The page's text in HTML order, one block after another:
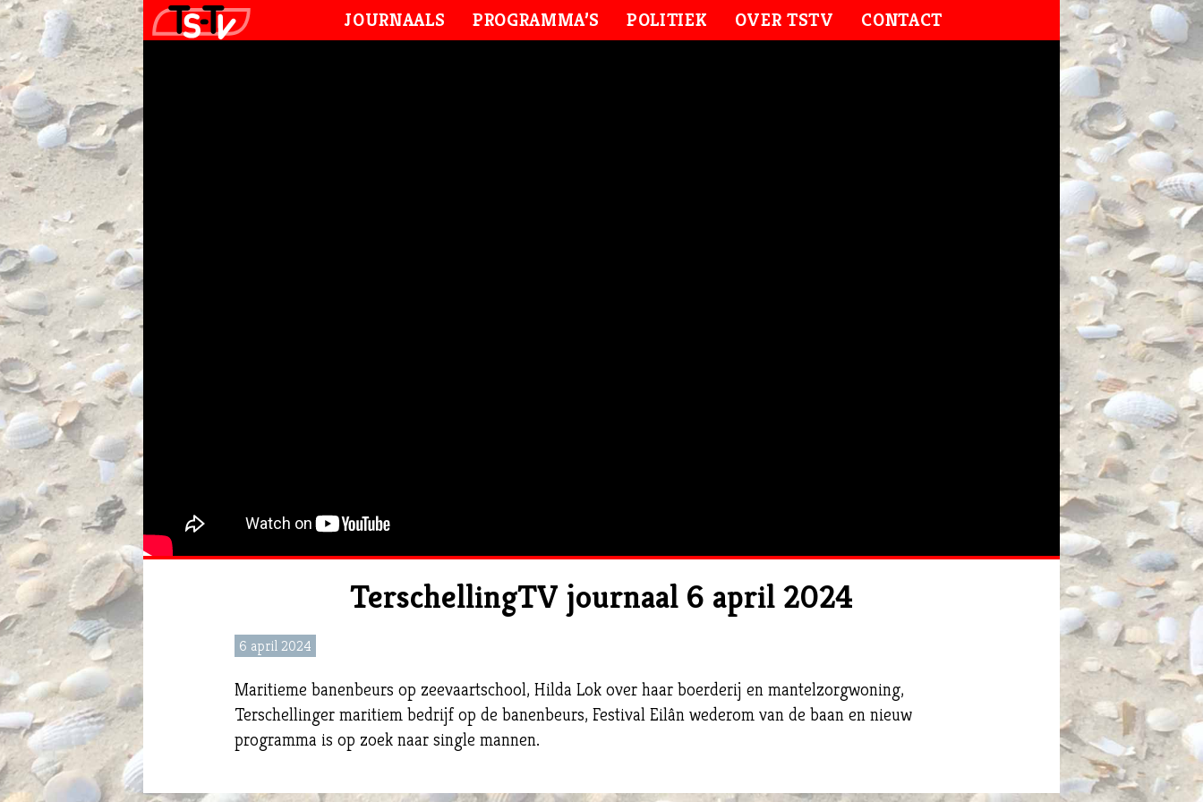
JOURNAALS PROGRAMMA’S POLITIEK OVER TSTV CONTACT
TerschellingTV journaal 6 april 2024
6 april 2024
Maritieme banenbeurs op zeevaartschool, Hilda Lok over haar boerderij en mantelzorgwoning,
Terschellinger maritiem bedrijf op de banenbeurs, Festival Eilân wederom van de baan en nieuw
programma is op zoek naar single mannen.